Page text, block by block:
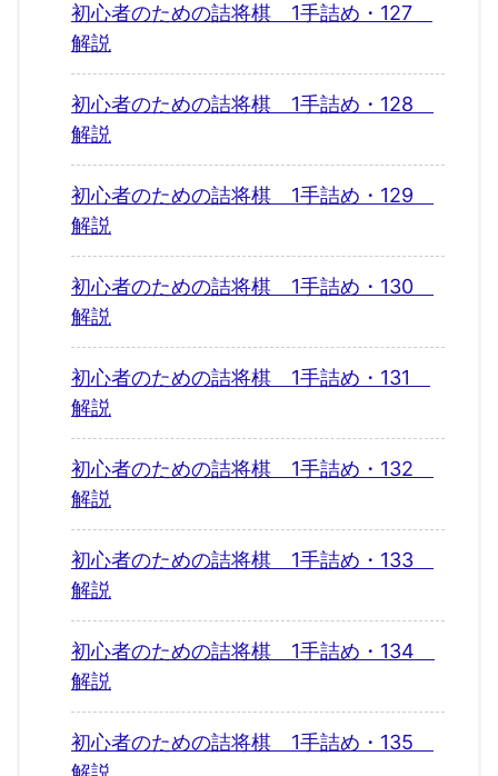
初心者のための詰将棋 1手詰め・127
解説
初心者のための詰将棋 1手詰め・128
解説
初心者のための詰将棋 1手詰め・129
解説
初心者のための詰将棋 1手詰め・130
解説
初心者のための詰将棋 1手詰め・131
解説
初心者のための詰将棋 1手詰め・132
解説
初心者のための詰将棋 1手詰め・133
解説
初心者のための詰将棋 1手詰め・134
解説
初心者のための詰将棋 1手詰め・135